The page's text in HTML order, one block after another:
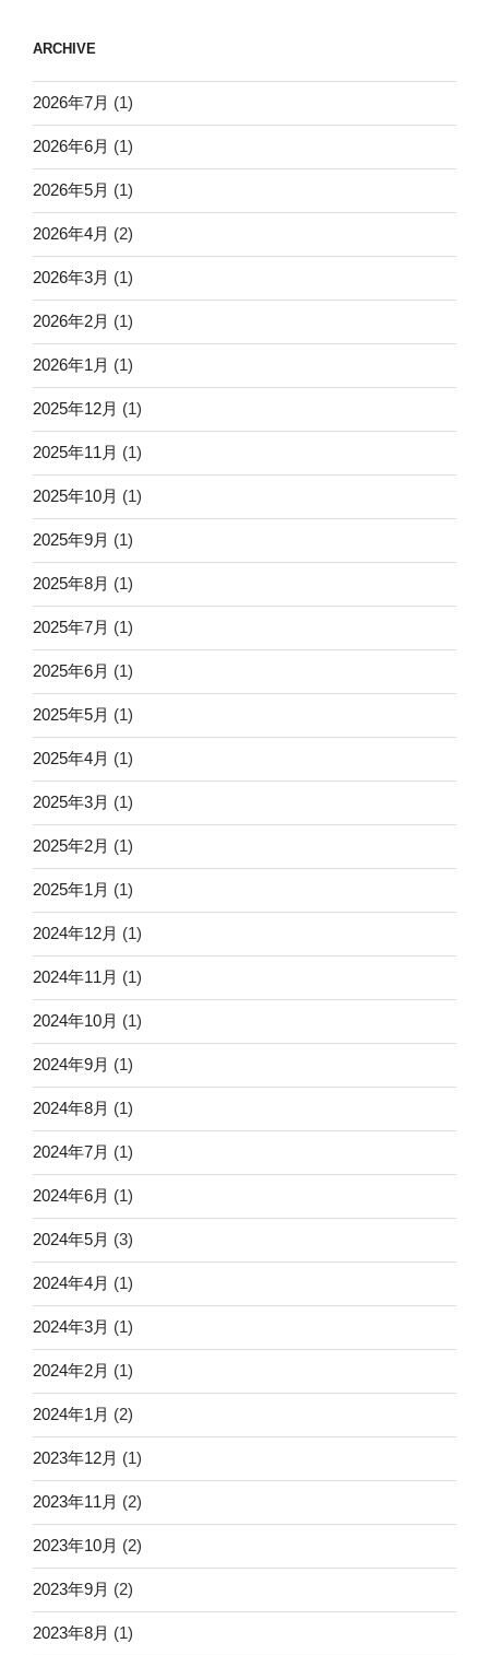
ARCHIVE
2026年7月 (1)
2026年6月 (1)
2026年5月 (1)
2026年4月 (2)
2026年3月 (1)
2026年2月 (1)
2026年1月 (1)
2025年12月 (1)
2025年11月 (1)
2025年10月 (1)
2025年9月 (1)
2025年8月 (1)
2025年7月 (1)
2025年6月 (1)
2025年5月 (1)
2025年4月 (1)
2025年3月 (1)
2025年2月 (1)
2025年1月 (1)
2024年12月 (1)
2024年11月 (1)
2024年10月 (1)
2024年9月 (1)
2024年8月 (1)
2024年7月 (1)
2024年6月 (1)
2024年5月 (3)
2024年4月 (1)
2024年3月 (1)
2024年2月 (1)
2024年1月 (2)
2023年12月 (1)
2023年11月 (2)
2023年10月 (2)
2023年9月 (2)
2023年8月 (1)